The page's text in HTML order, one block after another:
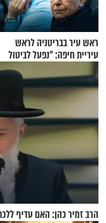
ראש עיר בבריטניה לראש
עיריית חיפה: ״נפעל לביטול
ברית הערים התאומות״
הרב זמיר כהן: האם עדיף